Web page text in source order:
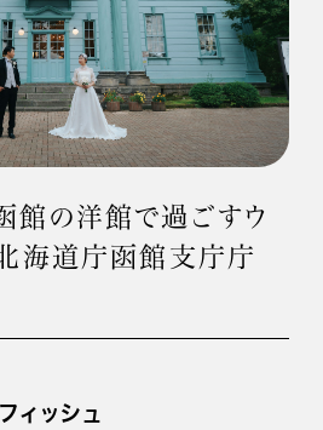
館の洋館で過ごすウ
北海道庁函館支庁庁
ィッシュ